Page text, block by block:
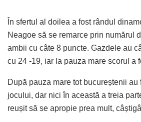
În sfertul al doilea a fost rândul
Neagoe să se remarce prin numărul
ambii cu câte 8 puncte. Gazdele au
cu 24 -19, iar la pauza mare scorul a
După pauza mare tot bucureștenii
jocului, dar nici în această a treia
reușit să se apropie prea mult,